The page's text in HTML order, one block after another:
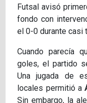
Futsal avisó
fondo con
el 0-0 durante casi
Cuando parecía
goles, el partido
Una jugada de
locales permitió a
Sin embargo, la